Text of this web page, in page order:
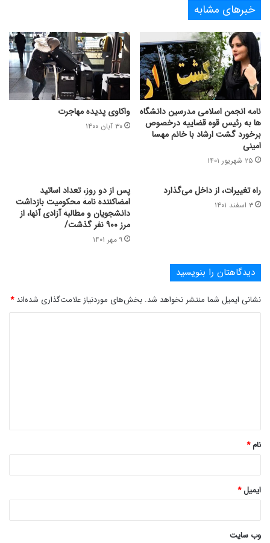
خبرهای مشابه
نامه انجمن اسلامی مدرسین دانشگاه
ها به رئیس قوه قضاییه درخصوص
برخورد گشت ارشاد با خانم مهسا
امینی
۲۵ شهریور ۱۴۰۱
واکاوی پدیده مهاجرت
۳۰ آبان ۱۴۰۰
راه تغییرات، از داخل می‌گذارد
۳ اسفند ۱۴۰۱
پس از دو روز، تعداد اساتید
امضاکنندۀ نامۀ محکومیت بازداشت
دانشجویان و مطالبۀ آزادی آنها، از
مرز ۹۰۰ نفر گذشت/
۹ مهر ۱۴۰۱
دیدگاهتان را بنویسید
نشانی ایمیل شما منتشر نخواهد شد. بخش‌های موردنیاز علامت‌گذاری شده‌اند*
*
نام*
ایمیل*
وب‌ سایت